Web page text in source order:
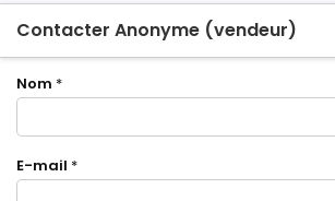
Contacter Anonyme (vendeur)
Nom *
E-mail *